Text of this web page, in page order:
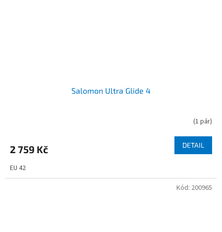
Salomon Ultra Glide 4
(1 pár)
2 759 Kč DETAIL
EU 42
Kód: 200965